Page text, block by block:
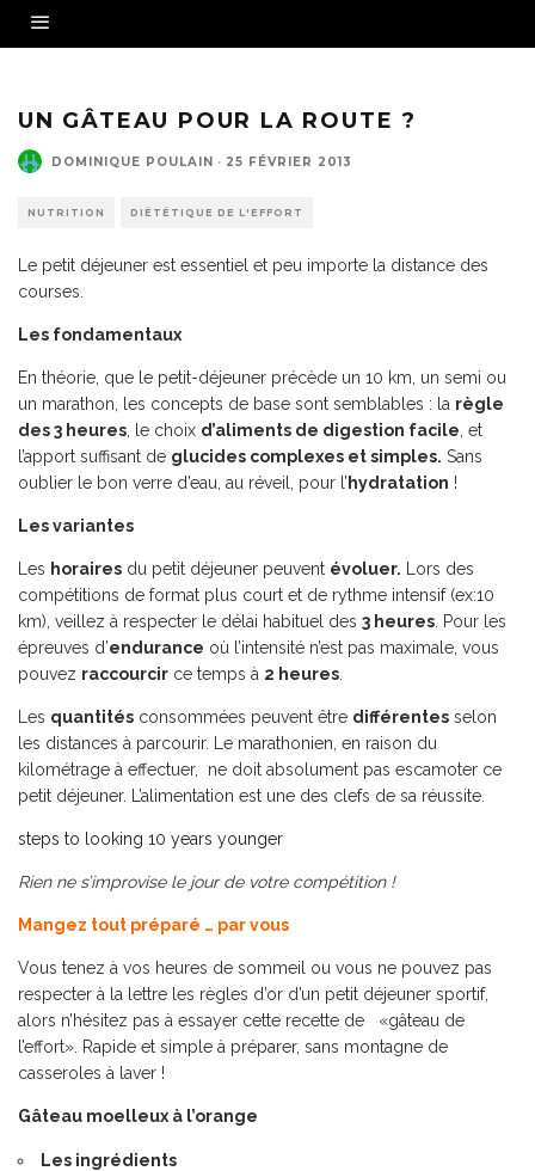
UN GÂTEAU POUR LA ROUTE ?
DOMINIQUE POULAIN · 25 FÉVRIER 2013
NUTRITION DIÉTÉTIQUE DE L'EFFORT
Le petit déjeuner est essentiel et peu importe la distance des
courses.
Les fondamentaux
En théorie, que le petit-déjeuner précède un 10 km, un semi ou
un marathon, les concepts de base sont semblables : la règle
des 3 heures , le choix d’aliments de digestion facile , et
l’apport suffisant de glucides complexes et simples. Sans
oublier le bon verre d’eau, au réveil, pour l’ hydratation !
Les variantes
Les horaires du petit déjeuner peuvent évoluer. Lors des
compétitions de format plus court et de rythme intensif (ex:10
km), veillez à respecter le délai habituel des 3 heures . Pour les
épreuves d’endurance où l’intensité n’est pas maximale, vous
pouvez raccourcir ce temps à 2 heures
Les quantités consommées peuvent être différentes selon
les distances à parcourir. Le marathonien, en raison du
kilométrage à effectuer, ne doit absolument pas escamoter ce
petit déjeuner. L’alimentation est une des clefs de sa réussite.
steps to looking 10 years younger
Rien ne s’improvise le jour de votre compétition !
Mangez tout préparé … par vous
Vous tenez à vos heures de sommeil ou vous ne pouvez pas
respecter à la lettre les règles d’or d’un petit déjeuner sportif,
alors n’hésitez pas à essayer cette recette de «gâteau de
l’effort». Rapide et simple à préparer, sans montagne de
casseroles à laver !
Gâteau moelleux à l’orange
Les ingrédients